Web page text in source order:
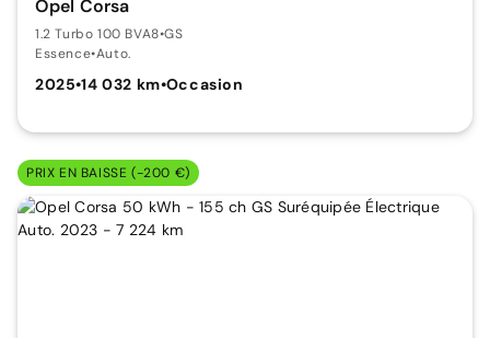
Opel Corsa
1.2 Turbo 100 BVA8•GS
Essence•Auto.
2025•14 032 km•Occasion
PRIX EN BAISSE (-200 €)